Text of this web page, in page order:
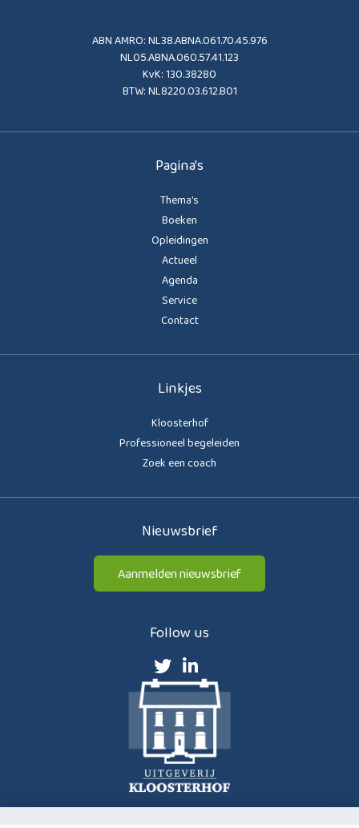
ABN AMRO: NL38.ABNA.061.70.45.976
NL05.ABNA.060.57.41.123
KvK: 130.38280
BTW: NL8220.03.612.B01
Pagina's
Thema’s
Boeken
Opleidingen
Actueel
Agenda
Service
Contact
Linkjes
Kloosterhof
Professioneel begeleiden
Zoek een coach
Nieuwsbrief
Aanmelden nieuwsbrief
Follow us